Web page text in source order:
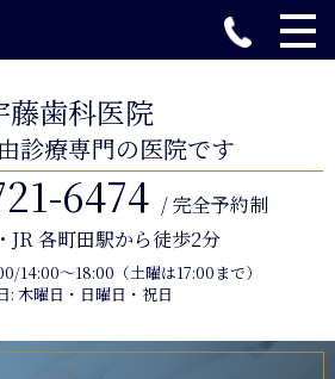
藤歯科医院
診療専門の医院です
6474 / 完全予約制
JR 各町田駅から徒歩2分
14:00〜18:00（土曜は17:00まで）
: 木曜日・日曜日・祝日